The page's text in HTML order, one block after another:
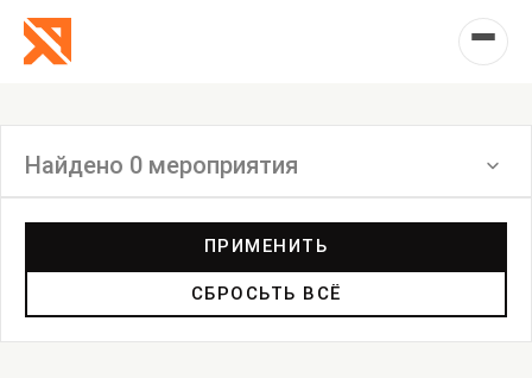
Найдено 0 мероприятия
ПРИМЕНИТЬ
СБРОСЬТЬ ВСЁ